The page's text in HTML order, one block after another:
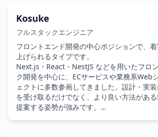
Kosuke
フルスタックエンジニア
フロントエンド開発の中心ポジションで、
上げられるタイプです。
Next.js・React・NestJS などを用いたフロ
ク開発を中心に、ECサービスや業務系Web
ェクトに多数参画してきました。設計・実
を受け取るだけでなく、より良い方法があ
提案する姿勢が強みです。